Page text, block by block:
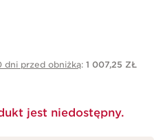
dni przed obniżką: 1 007,25 ZŁ
jest niedostępny.